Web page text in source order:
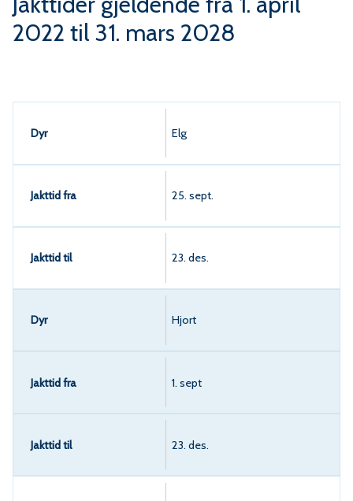
n
2022 til 31. mars 2028
Jakttid fra
Elg
25. sept.
23. des.
Hjort
1. sept
23. des.